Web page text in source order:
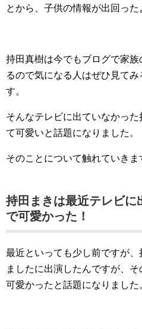
とから、子供の情報が出回った
持田真樹は今でもブログで家
るので気になる人はぜひ見て
す。
そんなテレビに出ていなかっ
て可愛いと話題になりました。
そのことについて触れていきま
持田まきは最近テレビに
で可愛かった！
最近といっても少し前ですが
ましたに出演したんですが、
可愛かったと話題になりました